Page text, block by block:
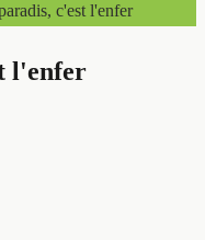
c'est l'enfer
l'enfer